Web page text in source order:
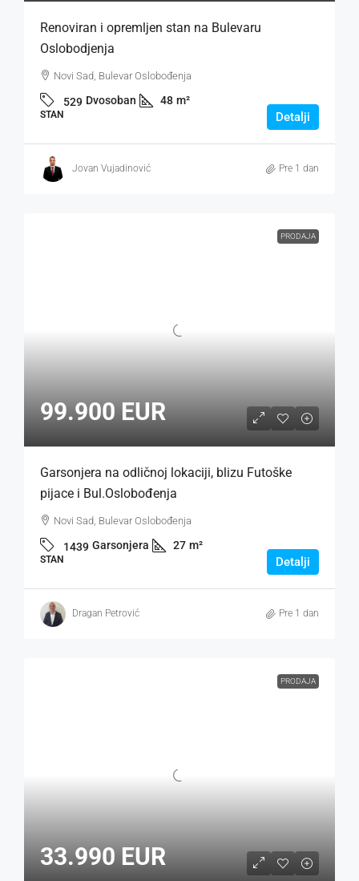
Renoviran i opremljen stan na Bulevaru
Oslobodjenja
Novi Sad, Bulevar Oslobođenja
529 Dvosoban 48 m²
STAN Detalji
Jovan Vujadinović Pre 1 dan
PRODAJA
99.900 EUR
Garsonjera na odličnoj lokaciji, blizu Futoške
pijace i Bul.Oslobođenja
Novi Sad, Bulevar Oslobođenja
1439 Garsonjera 27 m²
STAN Detalji
Dragan Petrović Pre 1 dan
PRODAJA
33.990 EUR